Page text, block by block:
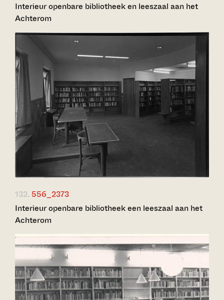
Interieur openbare bibliotheek en leeszaal aan het
Achterom
132. 556_2373
Interieur openbare bibliotheek een leeszaal aan het
Achterom